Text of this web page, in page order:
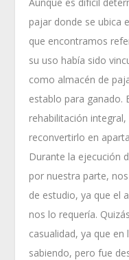
pajar donde se ubica
que encontramos
su uso había sido
como almacén de
establo para ganado.
rehabilitación
reconvertirlo en
Durante la ejecución
por nuestra parte,
de estudio, ya que el
nos lo requería.
casualidad, ya que
sabiendo, pero fue